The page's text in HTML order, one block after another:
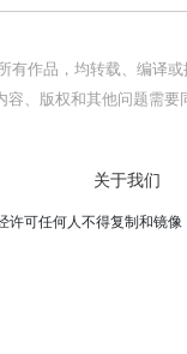
有作品，均转载、编译
、版权和其他问题需
关于我们
许可任何人不得复制和镜